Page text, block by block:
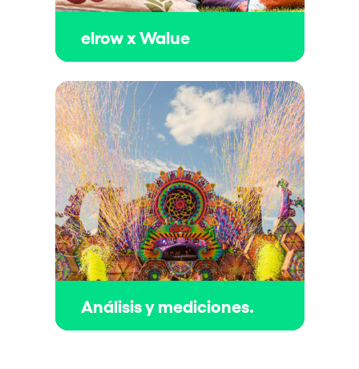
elrow x Walue
Análisis y mediciones.